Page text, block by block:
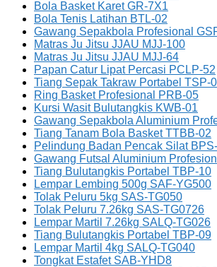
Bola Basket Karet GR-7X1
Bola Tenis Latihan BTL-02
Gawang Sepakbola Profesional
Matras Ju Jitsu JJAU MJJ-100
Matras Ju Jitsu JJAU MJJ-64
Papan Catur Lipat Percasi PCLP-52
Tiang Sepak Takraw Portabel TSP-
Ring Basket Profesional PRB-05
Kursi Wasit Bulutangkis KWB-01
Gawang Sepakbola Aluminium
Tiang Tanam Bola Basket TTBB-02
Pelindung Badan Pencak Silat
Gawang Futsal Aluminium
Tiang Bulutangkis Portabel TBP-10
Lempar Lembing 500g SAF-YG500
Tolak Peluru 5kg SAS-TG050
Tolak Peluru 7.26kg SAS-TG0726
Lempar Martil 7.26kg SALQ-TG026
Tiang Bulutangkis Portabel TBP-09
Lempar Martil 4kg SALQ-TG040
Tongkat Estafet SAB-YHD8